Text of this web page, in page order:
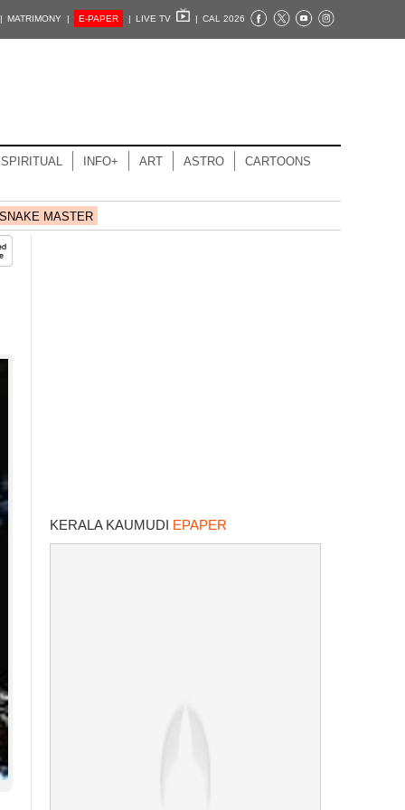
MATRIMONY | E-PAPER | LIVE TV | CAL 2026
SPIRITUAL INFO+ ART ASTRO CARTOONS
MASTER
KERALA KAUMUDI EPAPER